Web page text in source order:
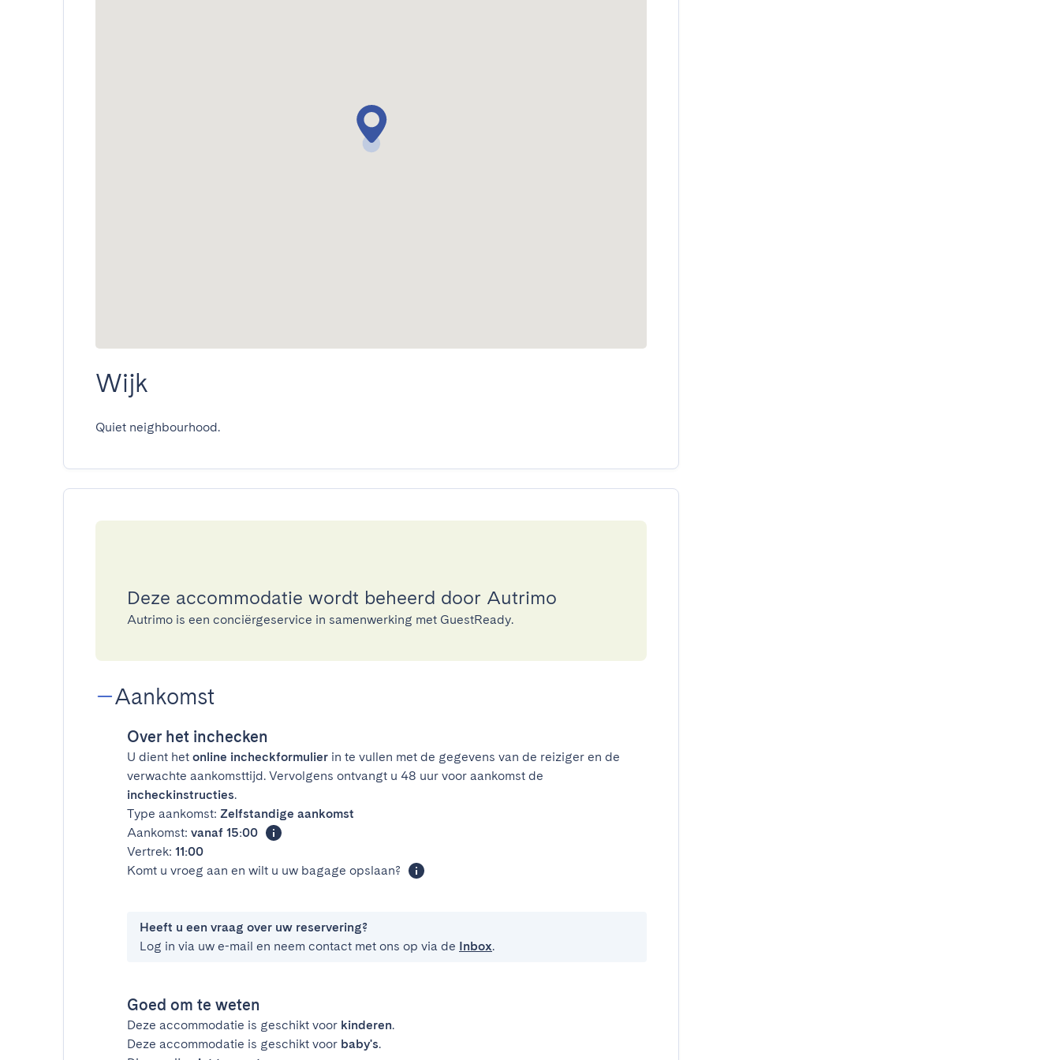
Wijk
Quiet neighbourhood.
Deze accommodatie wordt beheerd door Autrimo
Autrimo is een conciërgeservice in samenwerking met GuestReady.
Aankomst
Over het inchecken
U dient het online incheckformulier in te vullen met de gegevens van de reiziger en de
verwachte aankomsttijd. Vervolgens ontvangt u 48 uur voor aankomst de
incheckinstructies.
Type aankomst: Zelfstandige aankomst
Aankomst: vanaf 15:00
Vertrek: 11:00
Komt u vroeg aan en wilt u uw bagage opslaan?
Heeft u een vraag over uw reservering?
Log in via uw e-mail en neem contact met ons op via de Inbox.
Goed om te weten
Deze accommodatie is geschikt voor kinderen.
Deze accommodatie is geschikt voor baby's.